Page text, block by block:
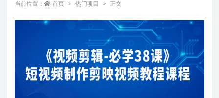
当前位置： 首页 热门项目 正文